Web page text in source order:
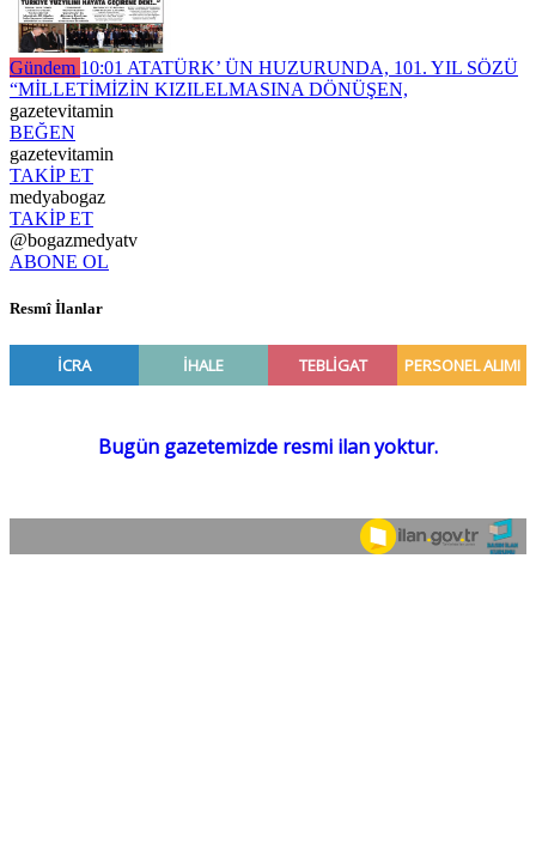
Gündem 10:01 ATATÜRK’ ÜN HUZURUNDA, 101. YIL SÖZÜ
“MİLLETİMİZİN KIZILELMASINA DÖNÜŞEN,
gazetevitamin
BEĞEN
gazetevitamin
TAKİP ET
medyabogaz
TAKİP ET
@bogazmedyatv
ABONE OL
Resmî İlanlar